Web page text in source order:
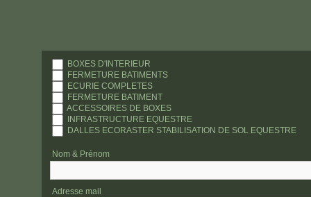
...Laissez nous un
BOXES D'INTERIEUR
FERMETURE BATIMENTS
ECURIE COMPLETES
FERMETURE BATIMENT
ACCESSOIRES DE BOXES
INFRASTRUCTURE EQUESTRE
DALLES ECORASTER STABILISATION DE SOL EQUESTRE
Nom & Prénom
Adresse mail